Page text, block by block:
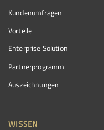
Kundenumfragen
Vorteile
Enterprise Solution
Partnerprogramm
Auszeichnungen
WISSEN